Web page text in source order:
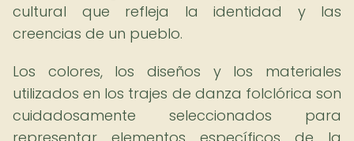
cultural que refleja la identidad y las
creencias de un pueblo.
Los colores, los diseños y los materiales
utilizados en los trajes de danza folclórica son
cuidadosamente seleccionados para